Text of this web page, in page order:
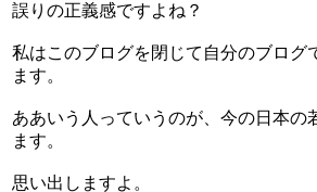
誤りの正義感ですよね？
私はこのブログを閉じて自分のブログ
ます。
ああいう人っていうのが、今の日本の
ます。
思い出しますよ。